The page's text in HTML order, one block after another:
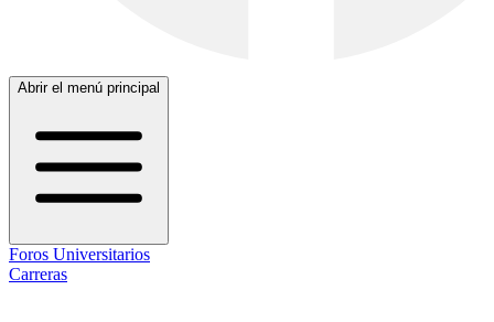
Abrir el menú principal
Foros Universitarios
Carreras